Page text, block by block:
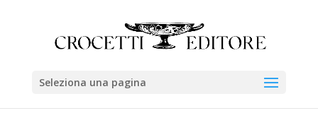
Seleziona una pagina